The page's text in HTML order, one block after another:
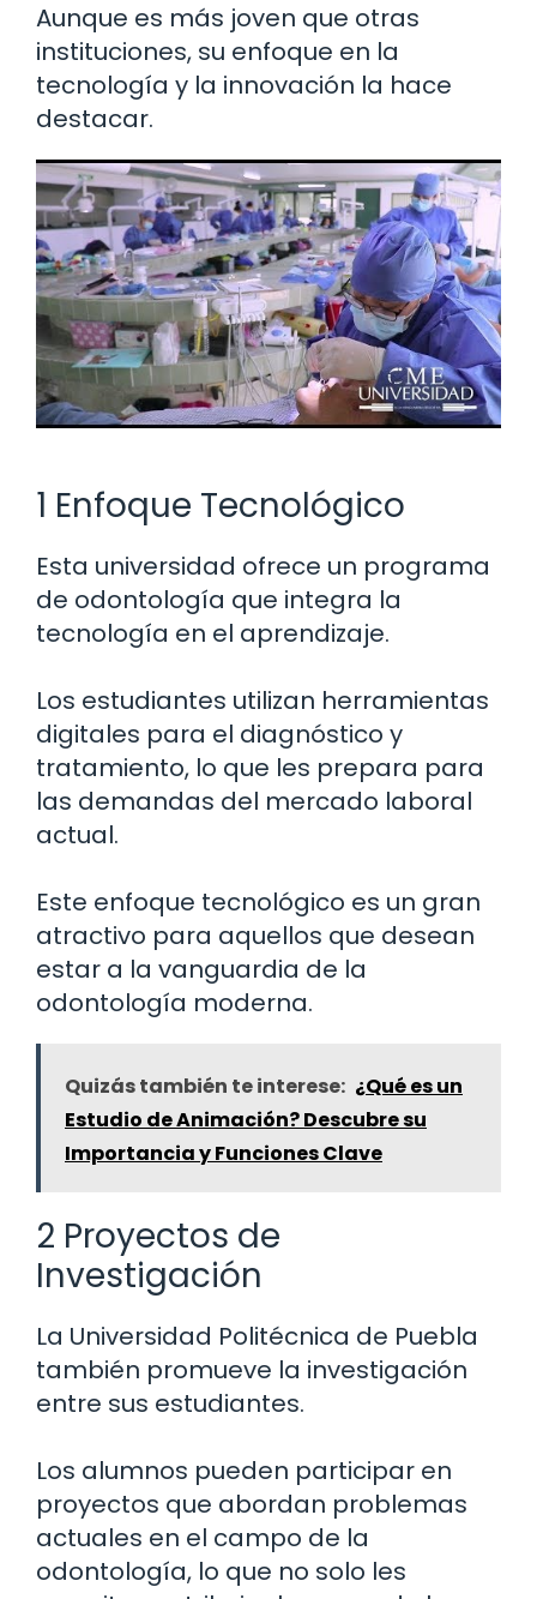
Aunque es más joven que otras
instituciones, su enfoque en la
tecnología y la innovación la hace
destacar.
1 Enfoque Tecnológico
Esta universidad ofrece un programa
de odontología que integra la
tecnología en el aprendizaje.
Los estudiantes utilizan herramientas
digitales para el diagnóstico y
tratamiento, lo que les prepara para
las demandas del mercado laboral
actual.
Este enfoque tecnológico es un gran
atractivo para aquellos que desean
estar a la vanguardia de la
odontología moderna.
Quizás también te interese: ¿Qué es un
Estudio de Animación? Descubre su
Importancia y Funciones Clave
2 Proyectos de
Investigación
La Universidad Politécnica de Puebla
también promueve la investigación
entre sus estudiantes.
Los alumnos pueden participar en
proyectos que abordan problemas
actuales en el campo de la
odontología, lo que no solo les